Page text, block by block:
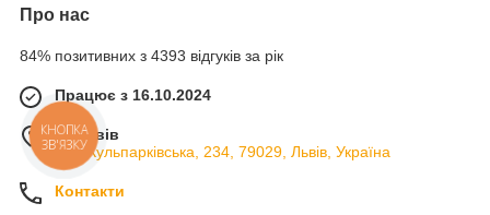
Про нас
84% позитивних з 4393 відгуків за рік
Працює з 16.10.2024
м. Львів
вул. Кульпарківська, 234, 79029, Львів, Україна
Контакти
КНОПКА
ЗВ'ЯЗКУ